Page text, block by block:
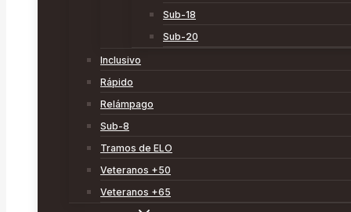
Sub-18
Sub-20
Inclusivo
Rápido
Relámpago
Sub-8
Tramos de ELO
Veteranos +50
Veteranos +65